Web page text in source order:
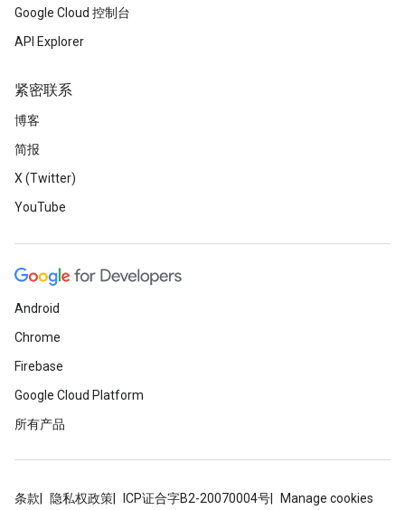
Google Cloud 控制台
API Explorer
紧密联系
博客
简报
X (Twitter)
YouTube
Android
Chrome
Firebase
Google Cloud Platform
所有产品
条款 隐私权政策 ICP证合字B2-20070004号 Manage cookies